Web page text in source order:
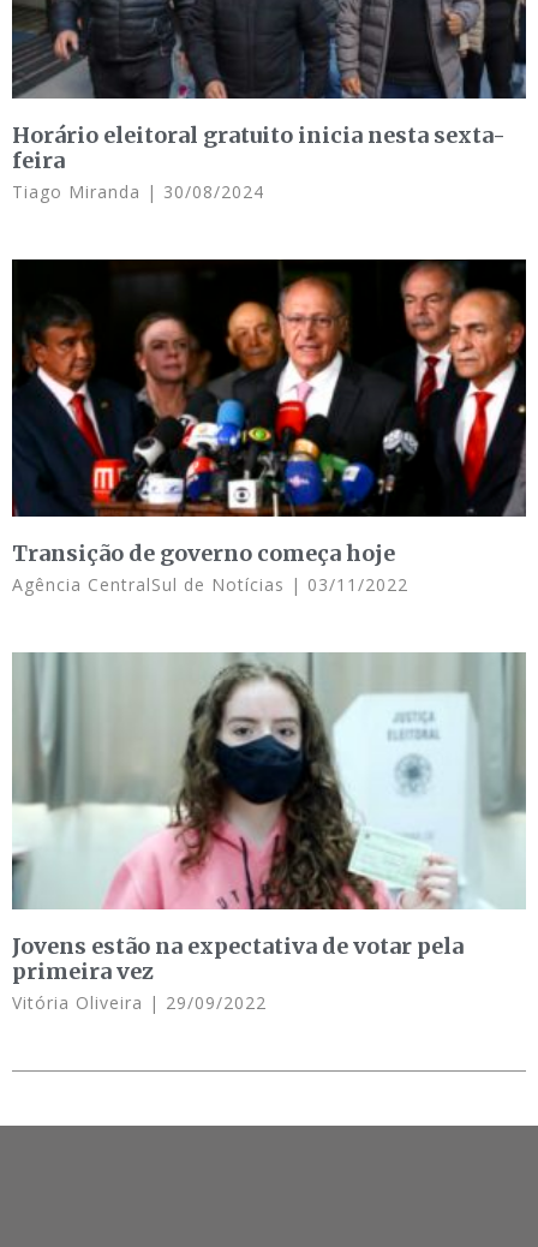
Horário eleitoral gratuito inicia nesta sexta-
feira
Tiago Miranda 30/08/2024
Transição de governo começa hoje
Agência CentralSul de Notícias 03/11/2022
Jovens estão na expectativa de votar pela
primeira vez
Vitória Oliveira 29/09/2022